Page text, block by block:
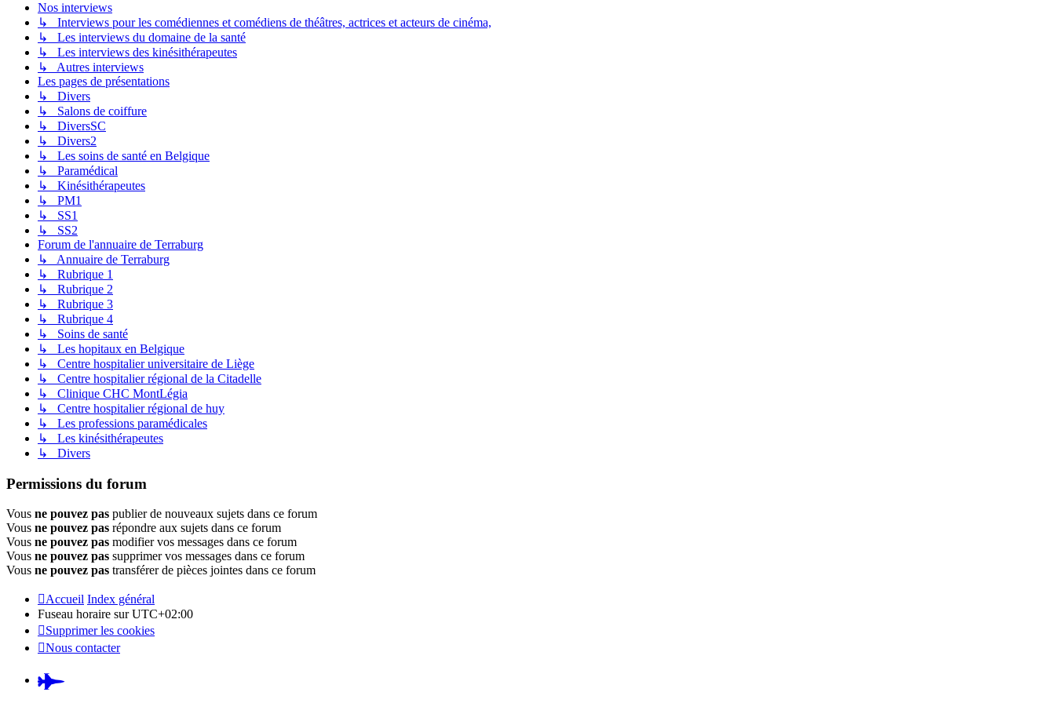
Nos interviews
↳ Interviews pour les comédiennes et comédiens de théâtres, actrices et acteurs de cinéma,
↳ Les interviews du domaine de la santé
↳ Les interviews des kinésithérapeutes
↳ Autres interviews
Les pages de présentations
↳ Divers
↳ Salons de coiffure
↳ DiversSC
↳ Divers2
↳ Les soins de santé en Belgique
↳ Paramédical
↳ Kinésithérapeutes
↳ PM1
↳ SS1
↳ SS2
Forum de l'annuaire de Terraburg
↳ Annuaire de Terraburg
↳ Rubrique 1
↳ Rubrique 2
↳ Rubrique 3
↳ Rubrique 4
↳ Soins de santé
↳ Les hopitaux en Belgique
↳ Centre hospitalier universitaire de Liège
↳ Centre hospitalier régional de la Citadelle
↳ Clinique CHC MontLégia
↳ Centre hospitalier régional de huy
↳ Les professions paramédicales
↳ Les kinésithérapeutes
↳ Divers
Permissions du forum
Vous ne pouvez pas publier de nouveaux sujets dans ce forum
Vous ne pouvez pas répondre aux sujets dans ce forum
Vous ne pouvez pas modifier vos messages dans ce forum
Vous ne pouvez pas supprimer vos messages dans ce forum
Vous ne pouvez pas transférer de pièces jointes dans ce forum
Accueil Index général
Fuseau horaire surUTC+02:00
Supprimer les cookies
Nous contacter
Pardus.at